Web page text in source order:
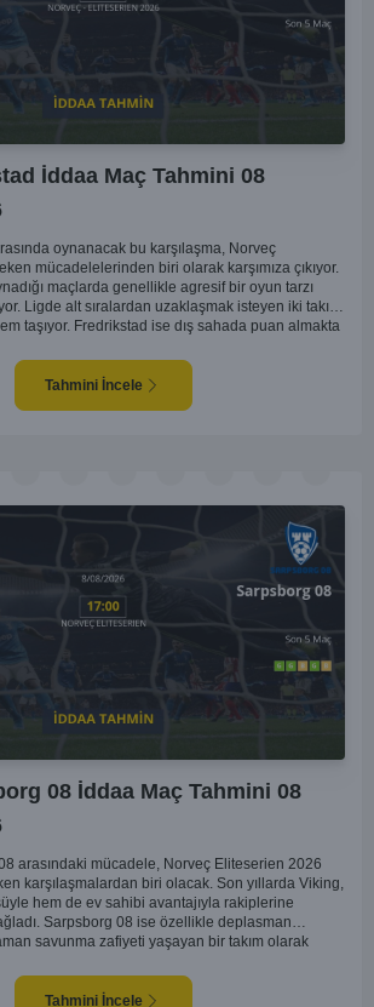
İddaa Maç Tahmini 08
oynanacak bu karşılaşma, Norveç
mücadelelerinden biri olarak karşımıza çıkıyor.
maçlarda genellikle agresif bir oyun tarzı
Ligde alt sıralardan uzaklaşmak isteyen iki takım
taşıyor. Fredrikstad ise dış sahada puan almakta
Maçın temposunun yüksek olacağını ve
gitmeye odaklanacağını düşünüyorum.
Tahmini İncele
08 İddaa Maç Tahmini 08
arasındaki mücadele, Norveç Eliteserien 2026
karşılaşmalardan biri olacak. Son yıllarda Viking,
hem de ev sahibi avantajıyla rakiplerine
Sarpsborg 08 ise özellikle deplasman
savunma zafiyeti yaşayan bir takım olarak
ise sürpriz yapabilme potansiyeli olsa da,
karşısında tutunmakta zorlandıkları biliniyor. Bu
Tahmini İncele